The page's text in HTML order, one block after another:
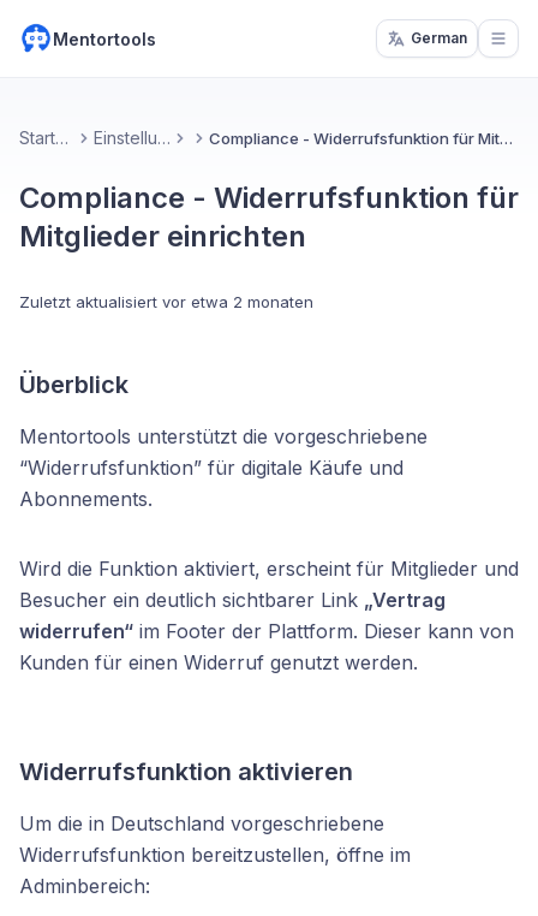
Mentortools German
Startseite Einstellungen Compliance - Widerrufsfunktion für Mitglieder einrichten
Compliance - Widerrufsfunktion für
Mitglieder einrichten
Zuletzt aktualisiert vor etwa 2 monaten
Überblick
Mentortools unterstützt die vorgeschriebene
“Widerrufsfunktion” für digitale Käufe und
Abonnements.
Wird die Funktion aktiviert, erscheint für Mitglieder und
Besucher ein deutlich sichtbarer Link „Vertrag
widerrufen“ im Footer der Plattform. Dieser kann von
Kunden für einen Widerruf genutzt werden.
Widerrufsfunktion aktivieren
Um die in Deutschland vorgeschriebene
Widerrufsfunktion bereitzustellen, öffne im
Adminbereich: